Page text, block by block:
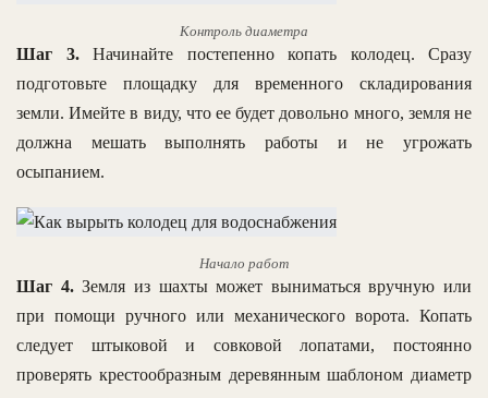
Контроль диаметра
Шаг 3.Начинайте постепенно копать колодец. Сразу
подготовьте площадку для временного складирования
земли. Имейте в виду, что ее будет довольно много, земля не
должна мешать выполнять работы и не угрожать
осыпанием.
Начало работ
Шаг 4.Земля из шахты может выниматься вручную или
при помощи ручного или механического ворота. Копать
следует штыковой и совковой лопатами, постоянно
проверять крестообразным деревянным шаблоном диаметр